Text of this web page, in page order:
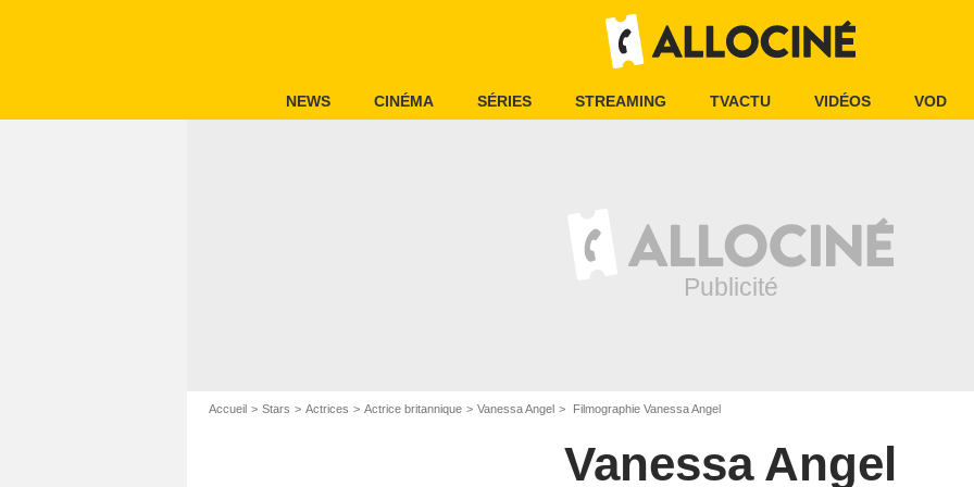
NEWS CINÉMA SÉRIES STREAMING TVACTU VIDÉOS VOD
Accueil Stars Actrices Actrice britannique Vanessa Angel Filmographie Vanessa Angel
Vanessa Angel